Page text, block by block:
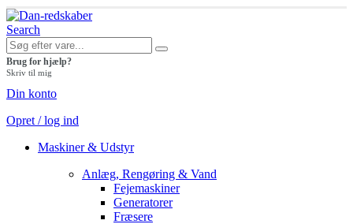
Search
Brug for hjælp?
Skriv til mig
Din konto
Opret / log ind
Maskiner & Udstyr
Anlæg, Rengøring & Vand
Fejemaskiner
Generatorer
Fræsere